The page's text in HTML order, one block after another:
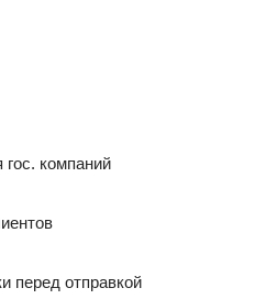
компаний
перед отправкой